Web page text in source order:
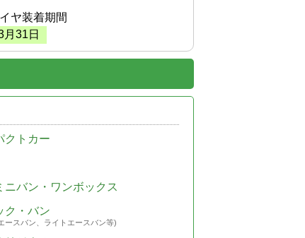
ヤ装着期間
月 31 日
クトカー
ニバン・ワンボックス
ク・バン
ースバン、ライトエースバン等)